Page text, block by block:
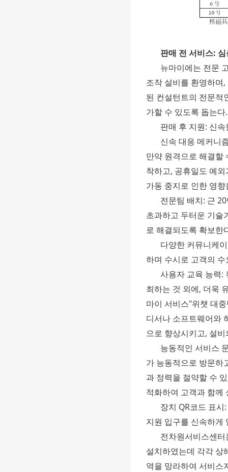
판매 전 서비스:
뉴마이에는 전문
조작 설비를 환영하며
된 컨설턴트의 전문적
가할 수 있도록 돕는다.
판매 후 지원: 신
신속 대응 메커니
만약 원격으로 해결할
착하고, 공휴일도 예
가동 중지로 인한 영
전문팀 배치: 근
초과하고 두터운 기술
로 해결되도록 확보한
다양한 커뮤니케
하며 수시로 고객의
사용자 교육 능력:
최하는 것 외에, 더욱
마이 서비스"위챗 대
디서나 소프트웨어와
으로 향상시키고, 설
능동적인 서비스
가 능동적으로 방문하
과 정력을 절약할 수
적화하여 고객과 함께
장치 QR코드 표
지원 입구를 신속하게
전차원서비스센
설치하였는데 각각 상
역을 망라하여 서비스